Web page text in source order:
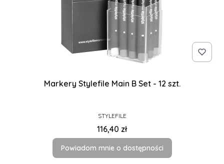
Markery Stylefile Main B Set - 12 szt.
PRODUCENT
STYLEFILE
Cena
116,40 zł
Powiadom mnie o dostępności